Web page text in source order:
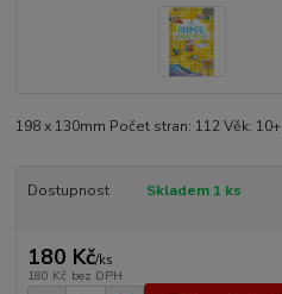
198 x 130mm Počet stran: 112 Věk: 10+
Dostupnost Skladem 1 ks
180 Kč/ks
180 Kč bez DPH